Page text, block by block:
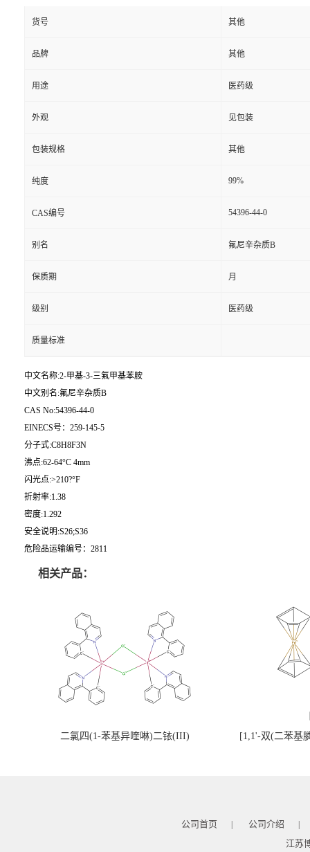
货号 其他
品牌 其他
用途 医药级
外观 见包装
包装规格 其他
纯度 99%
CAS编号 54396-44-0
别名 氟尼辛杂质B
保质期 月
级别 医药级
质量标准
中文名称:2-甲基-3-三氟甲基苯胺
中文别名:氟尼辛杂质B
CAS No:54396-44-0
EINECS号：259-145-5
分子式:C8H8F3N
沸点:62-64°C 4mm
闪光点:>210?°F
折射率:1.38
密度:1.292
安全说明:S26;S36
危险品运输编号：2811
相关产品：
二氯四(1-苯基异喹啉)二铱(III) [1,1'-双(二苯基
公司首页 | 公司介绍 |
江苏